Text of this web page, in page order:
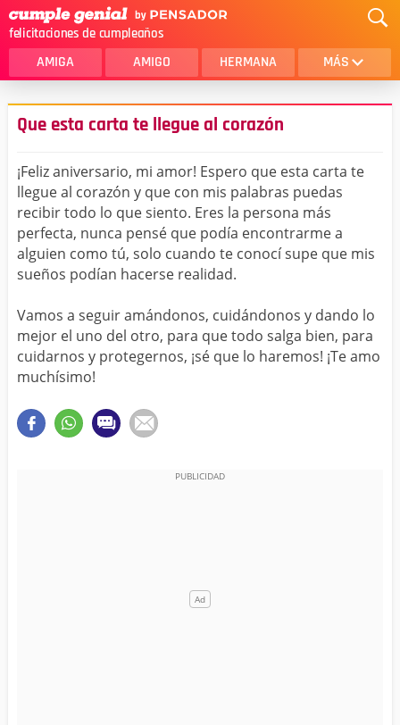
felicitaciones de cumpleaños
AMIGA AMIGO HERMANA MÁS
MAMA
AMOR
SOBRINA
HIJA
HERMANO
HIJO
NOVIA
ESPOSO
PAPA
TIA
CUÑADA
ALGUIEN ESPECIAL
PRIMO
Que esta carta te llegue al corazón
¡Feliz aniversario, mi amor! Espero que esta carta te
llegue al corazón y que con mis palabras puedas
recibir todo lo que siento. Eres la persona más
perfecta, nunca pensé que podía encontrarme a
alguien como tú, solo cuando te conocí supe que mis
sueños podían hacerse realidad.
Vamos a seguir amándonos, cuidándonos y dando lo
mejor el uno del otro, para que todo salga bien, para
cuidarnos y protegernos, ¡sé que lo haremos! ¡Te amo
muchísimo!